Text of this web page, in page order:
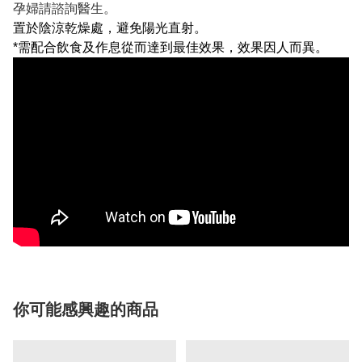
孕婦請諮詢醫生。
置於陰涼乾燥處 ， 避免陽光直射。
*需配合飲食及作息從而達到最佳效果，效果因人而異。
你可能感興趣的商品